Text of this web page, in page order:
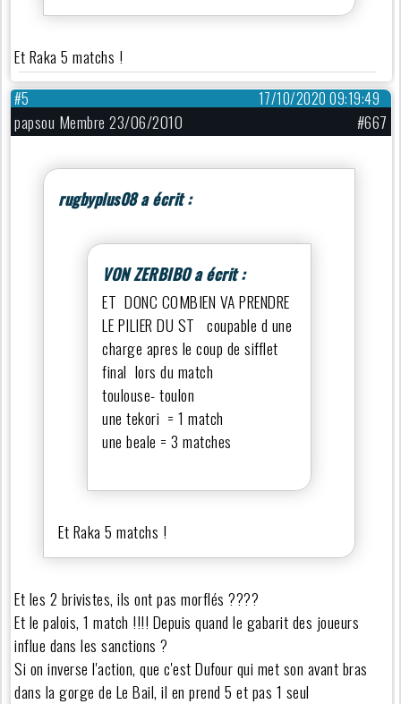
Et Raka 5 matchs !
17/10/2020 09:19:49
#5
papsou Membre 23/06/2010 #667
rugbyplus08 a écrit :
VON ZERBIBO a écrit :
ET DONC COMBIEN VA PRENDRE
LE PILIER DU ST coupable d une
charge apres le coup de sifflet
final lors du match
toulouse- toulon
une tekori = 1 match
une beale = 3 matches
Et Raka 5 matchs !
Et les 2 brivistes, ils ont pas morflés ????
Et le palois, 1 match !!!! Depuis quand le gabarit des joueurs
influe dans les sanctions ?
Si on inverse l'action, que c'est Dufour qui met son avant bras
dans la gorge de Le Bail, il en prend 5 et pas 1 seul